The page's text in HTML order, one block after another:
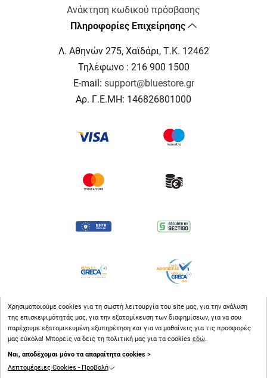
Ανάκτηση κωδικού πρόσβασης
Πληροφορίες Επιχείρησης
Λ. Αθηνών 275, Χαϊδάρι, Τ.Κ. 12462
Τηλέφωνο : 216 900 1500
E-mail: support@bluestore.gr
Αρ. Γ.Ε.ΜΗ: 146826801000
Copyright © 2026
Χρησιμοποιούμε cookies για τη σωστή λειτουργία του site μας, για την ανάλυση
της επισκεψιμότητάς μας, για την εξατομίκευση των διαφημίσεων, για να σου
παρέχουμε εξατομικευμένη εξυπηρέτηση και για να μαθαίνεις για τις προσφορές
μας εύκολα! Μπορείς να δεις τη πολιτική μας για τα cookies εδώ.
Ναι, αποδέχομαι μόνο τα απαραίτητα cookies >
Λεπτομέρειες Cookies - Προβολή